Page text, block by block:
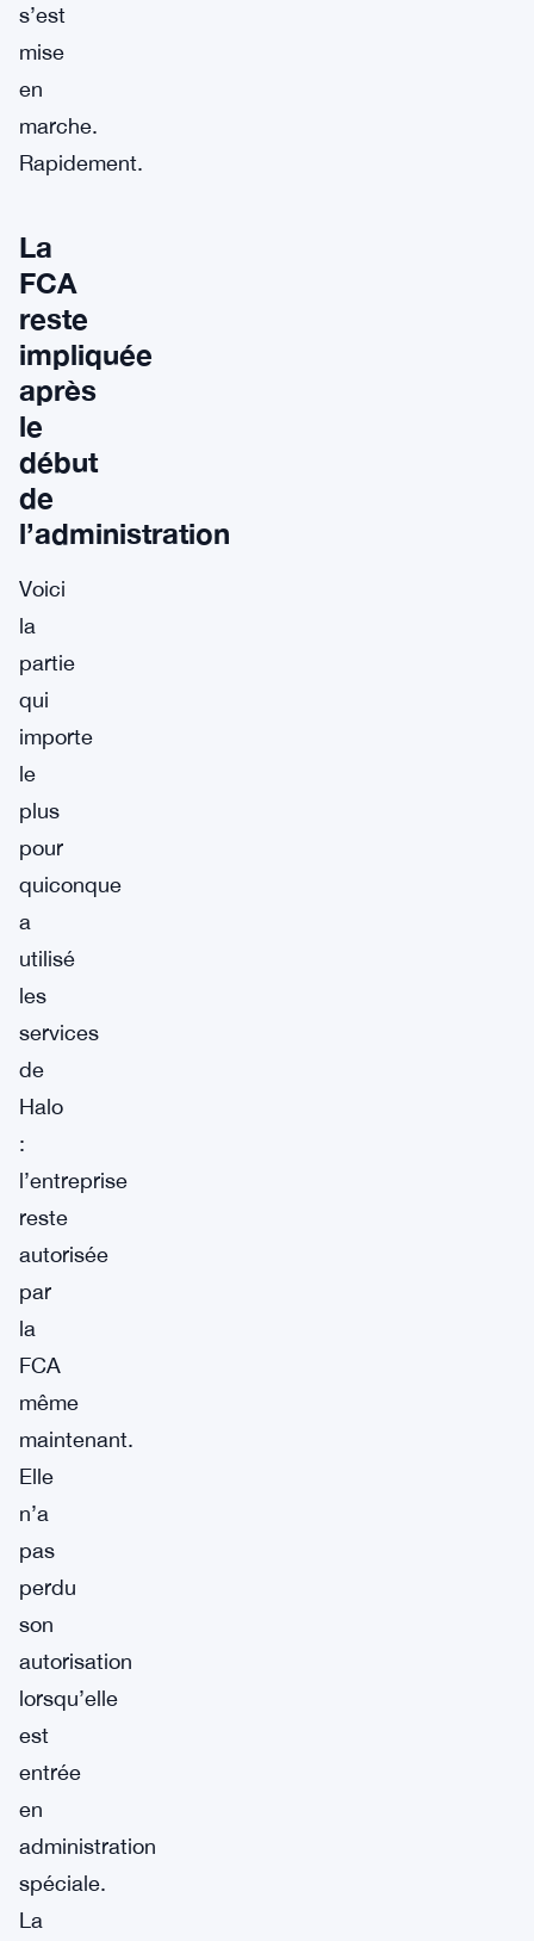
s’est
mise
en
marche.
Rapidement.
La
FCA
reste
impliquée
après
le
début
de
l’administration
Voici
la
partie
qui
importe
le
plus
pour
quiconque
a
utilisé
les
services
de
Halo
:
l’entreprise
reste
autorisée
par
la
FCA
même
maintenant.
Elle
n’a
pas
perdu
son
autorisation
lorsqu’elle
est
entrée
en
administration
spéciale.
La